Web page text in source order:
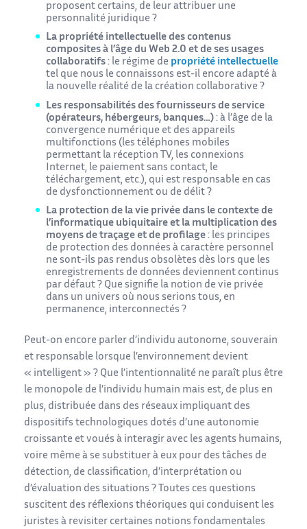
proposent certains, de leur attribuer une
personnalité juridique ?
La propriété intellectuelle des contenus
composites à l’âge du Web 2.0 et de ses usages
collaboratifs : le régime de propriété intellectuelle
tel que nous le connaissons est-il encore adapté à
la nouvelle réalité de la création collaborative ?
Les responsabilités des fournisseurs de service
(opérateurs, hébergeurs, banques…) : à l’âge de la
convergence numérique et des appareils
multifonctions (les téléphones mobiles
permettant la réception TV, les connexions
Internet, le paiement sans contact, le
téléchargement, etc.), qui est responsable en cas
de dysfonctionnement ou de délit ?
La protection de la vie privée dans le contexte de
l’informatique ubiquitaire et la multiplication des
moyens de traçage et de profilage : les principes
de protection des données à caractère personnel
ne sont-ils pas rendus obsolètes dès lors que les
enregistrements de données deviennent continus
par défaut ? Que signifie la notion de vie privée
dans un univers où nous serions tous, en
permanence, interconnectés ?
Peut-on encore parler d’individu autonome, souverain
et responsable lorsque l’environnement devient
« intelligent » ? Que l’intentionnalité ne paraît plus être
le monopole de l’individu humain mais est, de plus en
plus, distribuée dans des réseaux impliquant des
dispositifs technologiques dotés d’une autonomie
croissante et voués à interagir avec les agents humains,
voire même à se substituer à eux pour des tâches de
détection, de classification, d’interprétation ou
d’évaluation des situations ? Toutes ces questions
suscitent des réflexions théoriques qui conduisent les
juristes à revisiter certaines notions fondamentales